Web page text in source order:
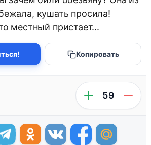
кушать просила!
местный пристает...
Копировать
59